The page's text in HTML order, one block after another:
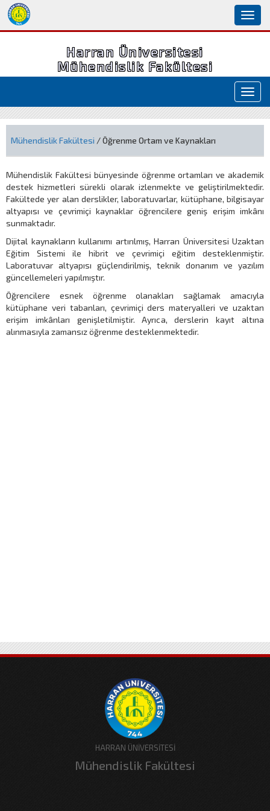
Harran Üniversitesi
Mühendislik Fakültesi
Mühendislik Fakültesi / Öğrenme Ortam ve Kaynakları
Mühendislik Fakültesi bünyesinde öğrenme ortamları ve akademik
destek hizmetleri sürekli olarak izlenmekte ve geliştirilmektedir.
Fakültede yer alan derslikler, laboratuvarlar, kütüphane, bilgisayar
altyapısı ve çevrimiçi kaynaklar öğrencilere geniş erişim imkânı
sunmaktadır.
Dijital kaynakların kullanımı artırılmış, Harran Üniversitesi Uzaktan
Eğitim Sistemi ile hibrit ve çevrimiçi eğitim desteklenmiştir.
Laboratuvar altyapısı güçlendirilmiş, teknik donanım ve yazılım
güncellemeleri yapılmıştır.
Öğrencilere esnek öğrenme olanakları sağlamak amacıyla
kütüphane veri tabanları, çevrimiçi ders materyalleri ve uzaktan
erişim imkânları genişletilmiştir. Ayrıca, derslerin kayıt altına
alınmasıyla zamansız öğrenme desteklenmektedir.
HARRAN ÜNİVERSİTESİ
Mühendislik Fakültesi